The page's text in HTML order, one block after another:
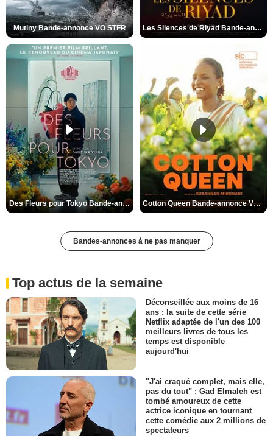
Mutiny Bande-annonce VO STFR Les Silences de Riyad Bande-annonce VO STFR
Des Fleurs pour Tokyo Bande-annonce VO STFR Cotton Queen Bande-annonce VO STFR
Bandes-annonces à ne pas manquer
Top actus de la semaine
Déconseillée aux moins de 16
ans : la suite de cette série
Netflix adaptée de l'un des 100
meilleurs livres de tous les
temps est disponible
aujourd'hui
"J'ai craqué complet, mais elle,
pas du tout" : Gad Elmaleh est
tombé amoureux de cette
actrice iconique en tournant
cette comédie aux 2 millions de
spectateurs